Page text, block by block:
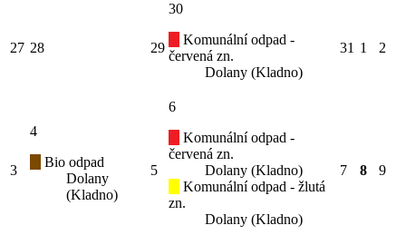
27 28 29
30
Komunální odpad -
červená zn.
Dolany (Kladno)
31 1 2
3
4
Bio odpad
Dolany
(Kladno)
5
6
Komunální odpad -
červená zn.
Dolany (Kladno)
Komunální odpad - žlutá
zn.
Dolany (Kladno)
7 8 9